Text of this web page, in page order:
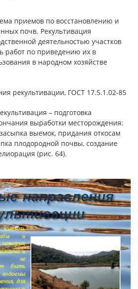
приемов по восстановлению и
почв. Рекультивация
деятельностью участков
работ по приведению их в
в народном хозяйстве
рекультивации, ГОСТ 17.5.1.02-85
– подготовка
выработки месторождения:
выемок, придания откосам
плодородной почвы, создание
(рис. 64).